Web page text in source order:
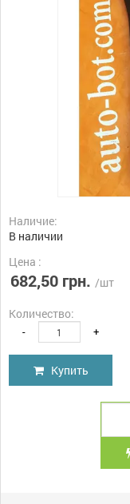
Наличие:
В наличии
Цена :
682,50 грн. /шт
Количество:
- +
Купить